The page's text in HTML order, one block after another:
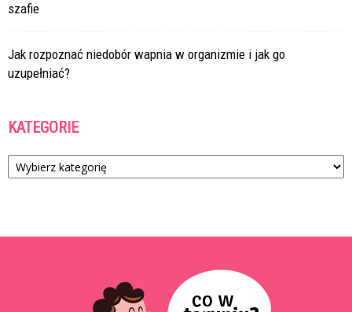
szafie
Jak rozpoznać niedobór wapnia w organizmie i jak go
uzupełniać?
KATEGORIE
Kategorie